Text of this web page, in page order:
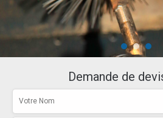
Demande de